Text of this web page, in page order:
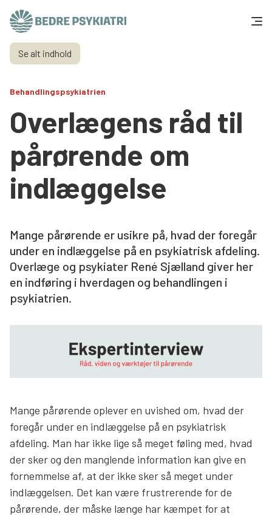
Skip to content
Få hjælp
Tal og fakta
Om os
Vær med
Presse og politik
Støt os
Søg
Se alt indhold
Behandlingspsykiatrien
Overlægens råd til
pårørende om
indlæggelse
Mange pårørende er usikre på, hvad der foregår
under en indlæggelse på en psykiatrisk afdeling.
Overlæge og psykiater René Sjælland giver her
en indføring i hverdagen og behandlingen i
psykiatrien.
Mange pårørende oplever en uvished om, hvad der
foregår under en indlæggelse på en psykiatrisk
afdeling. Man har ikke lige så meget føling med, hvad
der sker og den manglende information kan give en
fornemmelse af, at der ikke sker så meget under
indlæggelsen. Det kan være frustrerende for de
pårørende, der måske længe har kæmpet for at